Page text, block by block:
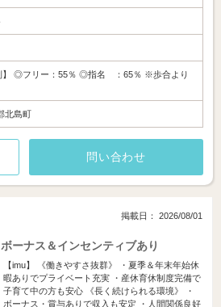
】 ◎フリー：55％ ◎指名 ：65％ ※歩合より
北島町
問い合わせ
掲載日： 2026/08/01
ーナス＆インセンティブあり
【imu】 《働きやすさ抜群》 ・夏季＆年末年始休
暇ありでプライベート充実 ・産休育休制度完備で
子育て中の方も安心 《長く続けられる環境》 ・
ボーナス・賞与ありで収入も安定 ・人間関係良好